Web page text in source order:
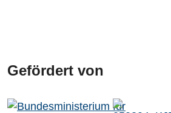
Gefördert von